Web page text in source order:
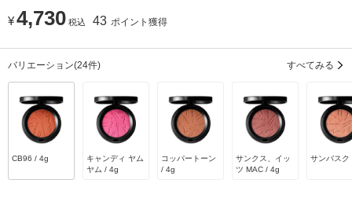
¥4,730 税込 43 ポイント獲得
バリエーション(24件) すべてみる
CB96 / 4g
キャンディ ヤム
ヤム / 4g
コッパートーン
/ 4g
サンクス、イッ
ツ MAC / 4g
サンバスク